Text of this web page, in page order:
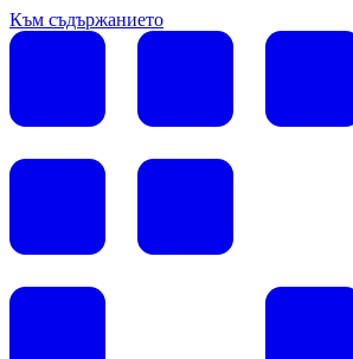
Към съдържанието